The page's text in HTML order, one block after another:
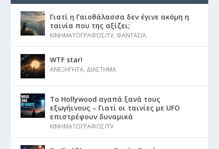
Γιατί η Γαιοθάλασσα δεν έγινε ακόμη η
ταινία που της αξίζει;
ΚΙΝΗΜΑΤΟΓΡΑΦΟΣ/TV, ΦΑΝΤΑΣΙΑ
WTF star!
ΑΝΕΞΗΓΗΤΑ, ΔΙΑΣΤΗΜΑ
Το Hollywood αγαπά ξανά τους
εξωγήινους – Γιατί οι ταινίες με UFO
επιστρέφουν δυναμικά
ΚΙΝΗΜΑΤΟΓΡΑΦΟΣ/TV